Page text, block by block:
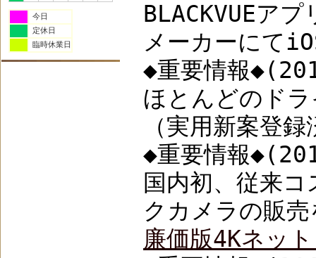
今日
定休日
臨時休業日
BLACKVUEア
メーカーにて
◆重要情報
ほとんどのド
（実用新案登
◆重要情報
国内初、従来
クカメラの販
廉価版4Kネッ